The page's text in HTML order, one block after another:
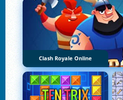
Clash Royale Online